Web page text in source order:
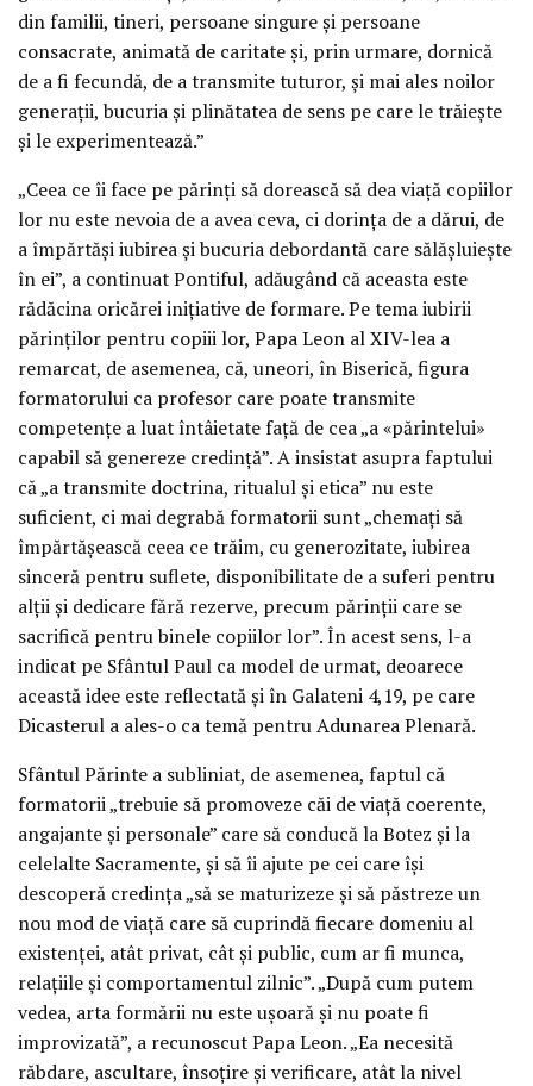
din familii, tineri, persoane singure și persoane
consacrate, animată de caritate și, prin urmare, dornică
de a fi fecundă, de a transmite tuturor, și mai ales noilor
generații, bucuria și plinătatea de sens pe care le trăiește
și le experimentează.”
„Ceea ce îi face pe părinți să dorească să dea viață copiilor
lor nu este nevoia de a avea ceva, ci dorința de a dărui, de
a împărtăși iubirea și bucuria debordantă care sălășluiește
în ei”, a continuat Pontiful, adăugând că aceasta este
rădăcina oricărei inițiative de formare. Pe tema iubirii
părinților pentru copiii lor, Papa Leon al XIV-lea a
remarcat, de asemenea, că, uneori, în Biserică, figura
formatorului ca profesor care poate transmite
competențe a luat întâietate față de cea „a «părintelui»
capabil să genereze credință”. A insistat asupra faptului
că „a transmite doctrina, ritualul și etica” nu este
suficient, ci mai degrabă formatorii sunt „chemați să
împărtășească ceea ce trăim, cu generozitate, iubirea
sinceră pentru suflete, disponibilitate de a suferi pentru
alții și dedicare fără rezerve, precum părinții care se
sacrifică pentru binele copiilor lor”. În acest sens, l-a
indicat pe Sfântul Paul ca model de urmat, deoarece
această idee este reflectată și în Galateni 4,19, pe care
Dicasterul a ales-o ca temă pentru Adunarea Plenară.
Sfântul Părinte a subliniat, de asemenea, faptul că
formatorii „trebuie să promoveze căi de viață coerente,
angajante și personale” care să conducă la Botez și la
celelalte Sacramente, și să îi ajute pe cei care își
descoperă credința „să se maturizeze și să păstreze un
nou mod de viață care să cuprindă fiecare domeniu al
existenței, atât privat, cât și public, cum ar fi munca,
relațiile și comportamentul zilnic”. „După cum putem
vedea, arta formării nu este ușoară și nu poate fi
improvizată”, a recunoscut Papa Leon. „Ea necesită
răbdare, ascultare, însoțire și verificare, atât la nivel